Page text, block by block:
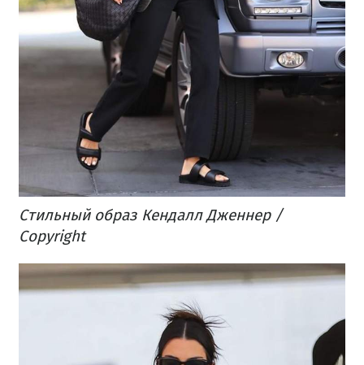
Стильный образ Кендалл Дженнер /
Copyright